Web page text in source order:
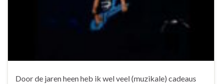
Door de jaren heen heb ik wel veel (muzikale) cadeaus